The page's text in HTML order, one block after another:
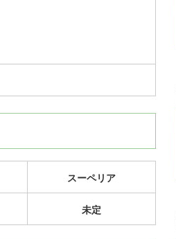
スーペリア
未定